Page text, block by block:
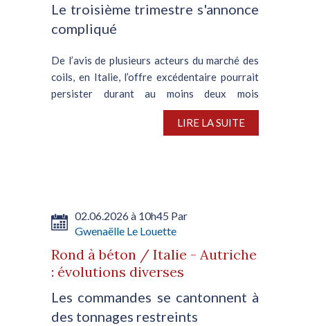
Le troisième trimestre s'annonce
compliqué
De l’avis de plusieurs acteurs du marché des
coils, en Italie, l’offre excédentaire pourrait
persister durant au moins deux mois
supplémentaires, sur fond d’atonie de la
demande en aval et de la lenteur avec laquelle
LIRE LA SUITE
02.06.2026 à 10h45 Par
Gwenaëlle Le Louette
Rond à béton / Italie - Autriche
: évolutions diverses
Les commandes se cantonnent à
des tonnages restreints